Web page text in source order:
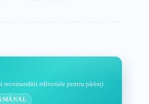
recomandări editoriale pentru părinți.